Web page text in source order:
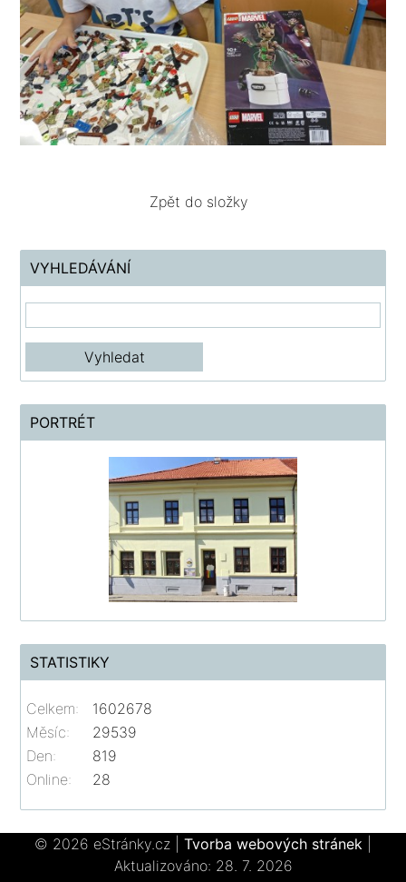
Zpět do složky
VYHLEDÁVÁNÍ
PORTRÉT
STATISTIKY
Online: 28
Celkem:
1602678
Měsíc:
29539
Den:
819
© 2026 eStránky.cz Tvorba webových stránek
Aktualizováno: 28. 7. 2026